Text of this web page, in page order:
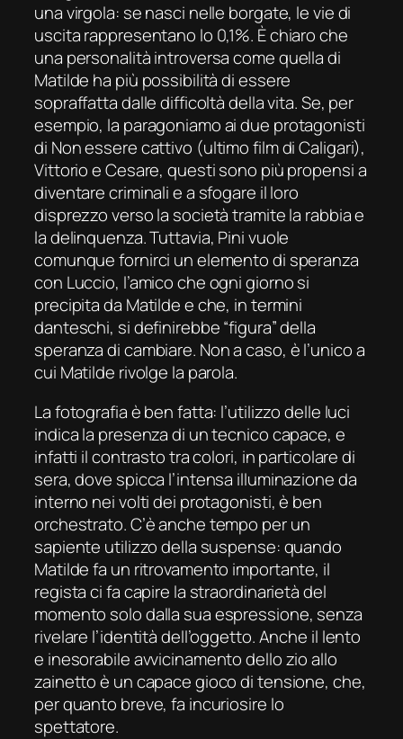
una virgola: se nasci nelle borgate, le vie di
uscita rappresentano lo 0,1%. È chiaro che
una personalità introversa come quella di
Matilde ha più possibilità di essere
sopraffatta dalle difficoltà della vita. Se, per
esempio, la paragoniamo ai due protagonisti
di Non essere cattivo (ultimo film di Caligari),
Vittorio e Cesare, questi sono più propensi a
diventare criminali e a sfogare il loro
disprezzo verso la società tramite la rabbia e
la delinquenza. Tuttavia, Pini vuole
comunque fornirci un elemento di speranza
con Luccio, l’amico che ogni giorno si
precipita da Matilde e che, in termini
danteschi, si definirebbe “figura” della
speranza di cambiare. Non a caso, è l’unico a
cui Matilde rivolge la parola.
La fotografia è ben fatta: l’utilizzo delle luci
indica la presenza di un tecnico capace, e
infatti il contrasto tra colori, in particolare di
sera, dove spicca l’intensa illuminazione da
interno nei volti dei protagonisti, è ben
orchestrato. C’è anche tempo per un
sapiente utilizzo della suspense: quando
Matilde fa un ritrovamento importante, il
regista ci fa capire la straordinarietà del
momento solo dalla sua espressione, senza
rivelare l’identità dell’oggetto. Anche il lento
e inesorabile avvicinamento dello zio allo
zainetto è un capace gioco di tensione, che,
per quanto breve, fa incuriosire lo
spettatore.